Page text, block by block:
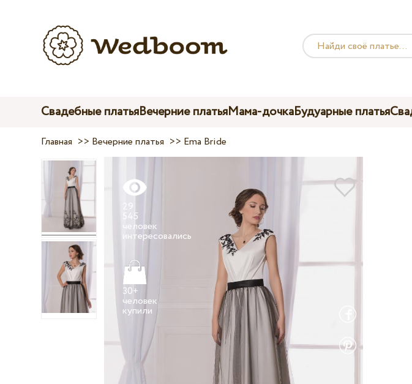
Свадебные платьяВечерние платьяМама-дочкаБудуарные платья
Главная >> Вечерние платья >> Ema Bride
29
545
человек
30+
человек